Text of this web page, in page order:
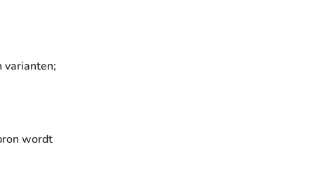
varianten;
wordt